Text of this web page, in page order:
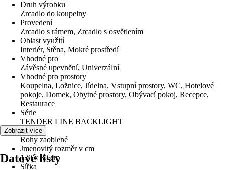
Druh výrobku
Zrcadlo do koupelny
Provedení
Zrcadlo s rámem, Zrcadlo s osvětlením
Oblast využití
Interiér, Stěna, Mokré prostředí
Vhodné pro
Závěsné upevnění, Univerzální
Vhodné pro prostory
Koupelna, Ložnice, Jídelna, Vstupní prostory, WC, Hotelové
pokoje, Domek, Obytné prostory, Obývací pokoj, Recepce,
Restaurace
Série
TENDER LINE BACKLIGHT
Tvar
Rohy zaoblené
Jmenovitý rozměr v cm
120 x 80 cm
Šířka
Zobrazit více
Datové listy